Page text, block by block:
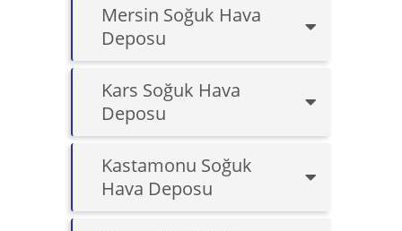
Mersin Soğuk Hava
Deposu
Kars Soğuk Hava
Deposu
Kastamonu Soğuk
Hava Deposu